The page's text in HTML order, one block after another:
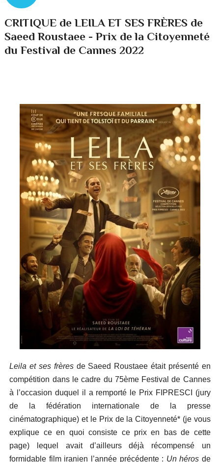
CRITIQUE de LEILA ET SES FRÈRES de
Saeed Roustaee - Prix de la Citoyenneté
du Festival de Cannes 2022
Leila et ses frèresde Saeed Roustaee était présenté en
compétition dans le cadre du 75ème Festival de Cannes
à l’occasion duquel il a remporté le Prix FIPRESCI (jury
de la fédération internationale de la presse
cinématographique) et le Prix de la Citoyenneté* (je vous
explique ce en quoi consiste ce prix en bas de cette
page) lequel avait d’ailleurs déjà récompensé un
formidable film iranien l’année précédente : Un héros de